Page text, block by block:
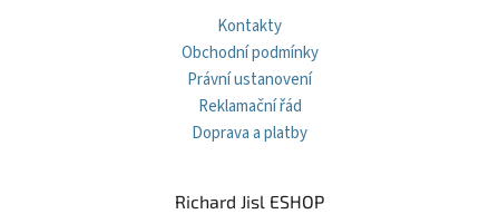
Kontakty
Obchodní podmínky
Právní ustanovení
Reklamační řád
Doprava a platby
Richard Jisl ESHOP